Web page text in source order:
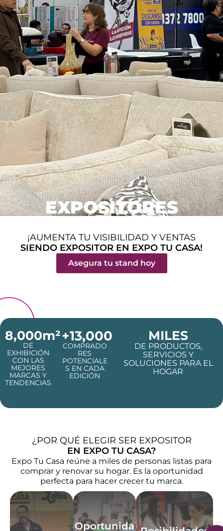
EXPOSITORES
¡AUMENTA TU VISIBILIDAD Y VENTAS
SIENDO EXPOSITOR EN EXPO TU CASA!
Asegura tu stand hoy
8,000m²
DE
EXHIBICIÓN
CON LAS
MEJORES
MARCAS Y
TENDENCIAS
+13,000
COMPRADO
RES
POTENCIALE
S EN CADA
EDICIÓN
MILES
DE PRODUCTOS,
SERVICIOS Y
SOLUCIONES PARA EL
HOGAR
¿POR QUÉ ELEGIR SER EXPOSITOR
EN EXPO TU CASA?
Expo Tu Casa reúne a miles de personas listas para
comprar y renovar su hogar. Es la oportunidad
perfecta para hacer crecer tu marca.
Visibilidad
Expo Tu Casa reúne
a miles de personas Oportunida
Oportunidades
Conecta
directamente con
clientes potenciales,
Posibilidades de
venta
Convierte el interés en
resultados reales al